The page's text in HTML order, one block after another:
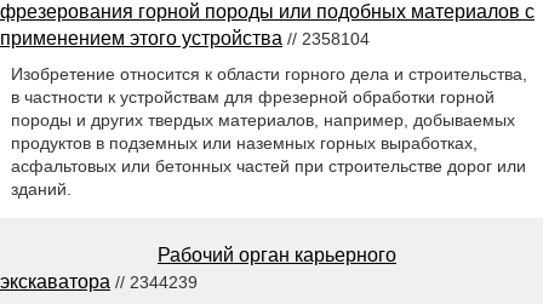
фрезерования горной породы или подобных материалов с
применением этого устройства // 2358104
Изобретение относится к области горного дела и строительства,
в частности к устройствам для фрезерной обработки горной
породы и других твердых материалов, например, добываемых
продуктов в подземных или наземных горных выработках,
асфальтовых или бетонных частей при строительстве дорог или
зданий.
Рабочий орган карьерного
экскаватора // 2344239